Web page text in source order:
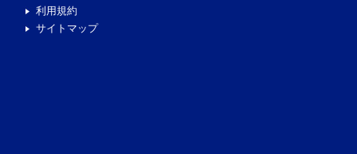
利用規約
サイトマップ